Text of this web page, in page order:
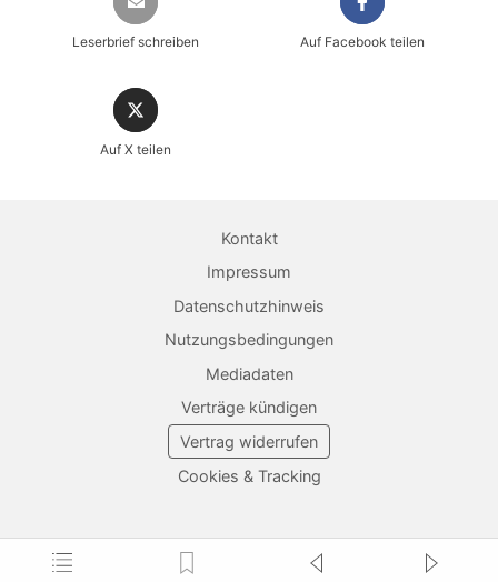
Sicher einkaufen im heise shop
Leserbrief schreiben Auf Facebook teilen
Auf X teilen
Kontakt
Impressum
Datenschutzhinweis
Nutzungsbedingungen
Mediadaten
Verträge kündigen
Vertrag widerrufen
Cookies & Tracking